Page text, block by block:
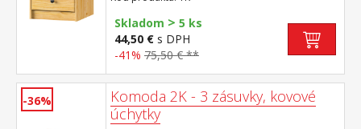
kovovými pojazdmi, hĺbka zásuvky 27,5 cm
Skladom > 5 ks
44,50 € s DPH
-41% 75,50 € **
-36%
Komoda 2K - 3 zásuvky, kovové
úchytky